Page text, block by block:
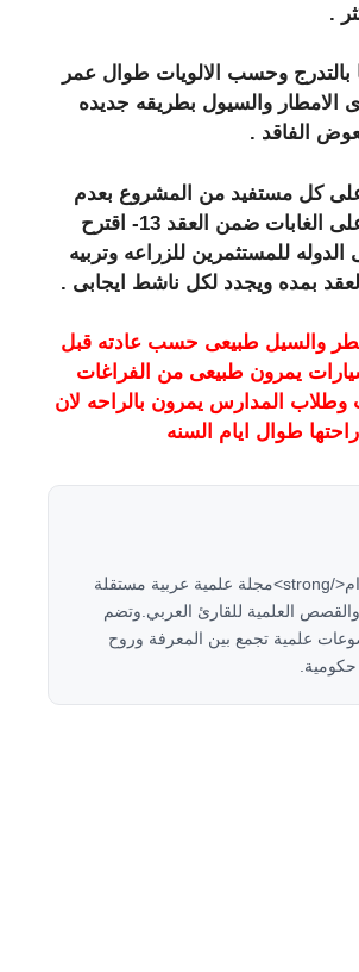
.
بالتدرج وحسب الالويات طوال عمر
الامطار والسيول بطريقه جديده
الفاقد .
كل مستفيد من المشروع بعدم
البناء الثابت على المشروع ويجوز البناء المتحرك فقط لجمع اغراضه . مع المحافظه على الغابات ضمن العقد 13- اقترح
للمستثمرين للزراعه وتربيه
بمده ويجدد لكل ناشط ايجابى .
والسيل طبيعى حسب عادته قبل
يمرون طبيعى من الفراغات
وطلاب المدارس يمرون بالراحه لان
طوال ايام السنه
<strong>هاني سلام</strong><strong>مؤسس ورئيس تحرير المجلة العلمية أهرام</strong>مجلة علمية عربية مستقلة
والقصص العلمية للقارئ العربي.وتضم
علمية تجمع بين المعرفة وروح
حكومية.